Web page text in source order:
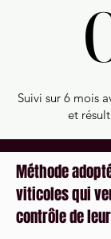
Suivi sur 6 mois
et
Méthode
viticoles qui
contrôle de